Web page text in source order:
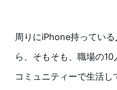
周りにiPhone持ってい
ら、そもそも、職場の
コミュニティーで生活し